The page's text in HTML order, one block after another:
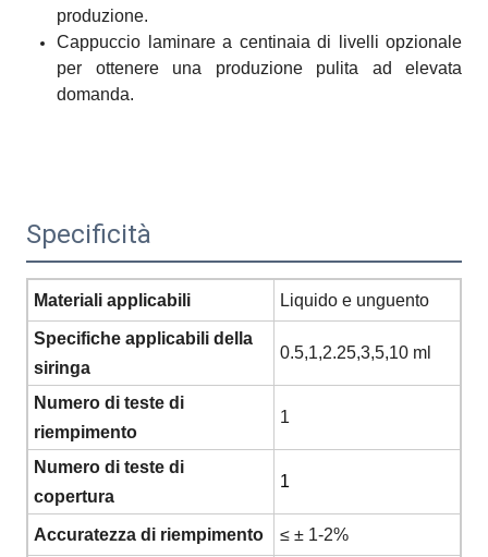
produzione.
Cappuccio laminare a centinaia di livelli opzionale
per ottenere una produzione pulita ad elevata
domanda.
Specificità
Materiali applicabili Liquido e unguento
Specifiche applicabili della
siringa
0.5,1,2.25,3,5,10 ml
Numero di teste di
riempimento
1
Numero di teste di
copertura
1
Accuratezza di riempimento ≤ ± 1-2%